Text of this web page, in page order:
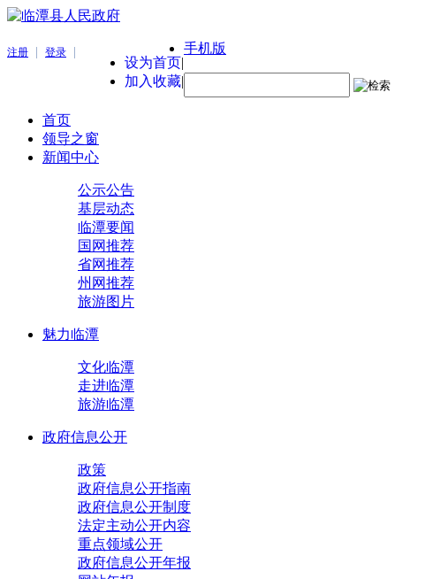
注册 登录
设为首页|
加入收藏|
手机版
首页
领导之窗
新闻中心
公示公告
基层动态
临潭要闻
国网推荐
省网推荐
州网推荐
旅游图片
魅力临潭
文化临潭
走进临潭
旅游临潭
政府信息公开
政策
政府信息公开指南
政府信息公开制度
法定主动公开内容
重点领域公开
政府信息公开年报